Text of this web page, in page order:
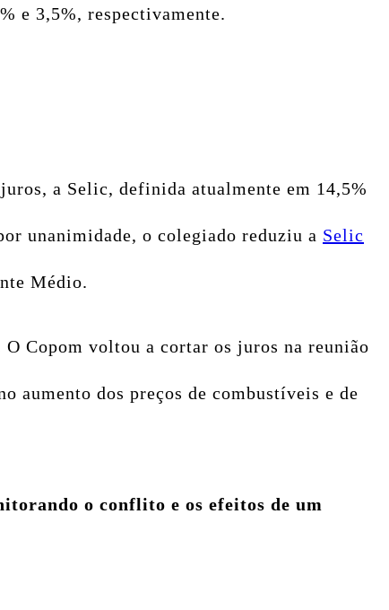
e 3,5%, respectivamente.
a Selic, definida atualmente em 14,5%
unanimidade, o colegiado reduziu a Selic
Médio.
Copom voltou a cortar os juros na reunião
aumento dos preços de combustíveis e de
o conflito e os efeitos de um